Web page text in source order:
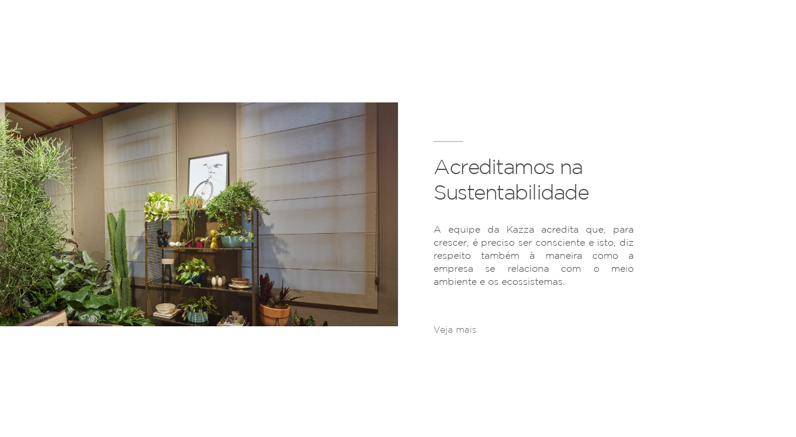
Acreditamos na
Sustentabilidade
A equipe da Kazza acredita que, para
crescer, é preciso ser consciente e isto, diz
respeito também à maneira como a
empresa se relaciona com o meio
ambiente e os ecossistemas.
Veja mais